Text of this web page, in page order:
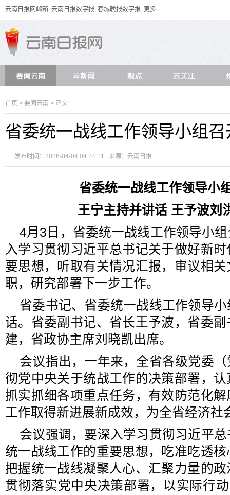
云南日报网邮箱 云南日报数字报 春城晚报数字报 更多
首页 > 要闻云南 > 正文
省委统一战线工作领导小组
发布时间：2026-04-04 04:24:11 来源： 云南日报
省委统一战线工作领导小
王宁主持并讲话 王予波刘
4月3日，省委统一战线工作领导小
入学习贯彻习近平总书记关于做好新
要思想，听取有关情况汇报，审议相
职，研究部署下一步工作。
省委书记、省委统一战线工作领导
话。省委副书记、省长王予波，省委
建，省政协主席刘晓凯出席。
会议指出，一年来，全省各级党委
彻党中央关于统战工作的决策部署，
抓实抓细各项重点任务，有效防范化
工作取得新进展新成效，为全省经济社
会议强调，要深入学习贯彻习近平
统一战线工作的重要思想，吃准吃透
把握统一战线凝聚人心、汇聚力量的
贯彻落实党中央决策部署，以实际行